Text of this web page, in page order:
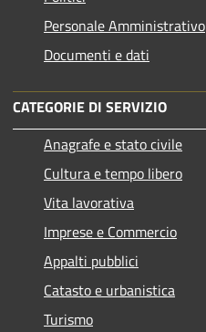
Personale Amministrativo
Documenti e dati
CATEGORIE DI SERVIZIO
Anagrafe e stato civile
Cultura e tempo libero
Vita lavorativa
Imprese e Commercio
Appalti pubblici
Catasto e urbanistica
Turismo